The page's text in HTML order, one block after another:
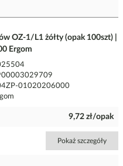
OZ-1/L1 żółty (opak 100szt) |
Ergom
01020206000
9,72 zł/opak
Pokaż szczegóły